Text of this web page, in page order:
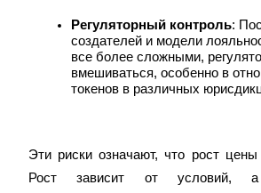
Сервис заимствований,
Регуляторный контроль:
создателей и модели
все более сложными,
вмешиваться, особенно в
токенов в различных
Эти риски означают, что рост цены
Рост зависит от условий,